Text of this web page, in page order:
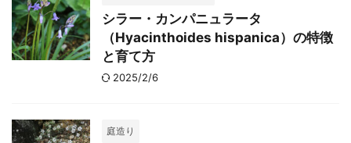
シラー・カンパニュラータ
（Hyacinthoides hispanica）の特徴
と育て方
2025/2/6
庭造り